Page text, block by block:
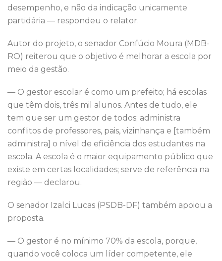
desempenho, e não da indicação unicamente
partidária — respondeu o relator.
Autor do projeto, o senador Confúcio Moura (MDB-
RO) reiterou que o objetivo é melhorar a escola por
meio da gestão.
— O gestor escolar é como um prefeito; há escolas
que têm dois, três mil alunos. Antes de tudo, ele
tem que ser um gestor de todos; administra
conflitos de professores, pais, vizinhança e [também
administra] o nível de eficiência dos estudantes na
escola. A escola é o maior equipamento público que
existe em certas localidades; serve de referência na
região — declarou.
O senador Izalci Lucas (PSDB-DF) também apoiou a
proposta.
— O gestor é no mínimo 70% da escola, porque,
quando você coloca um líder competente, ele